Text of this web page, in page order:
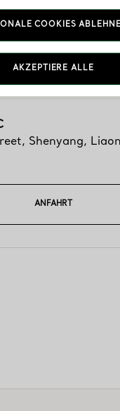
, Shenyang,
ANFAHRT
COOKIES
AKZEPTIERE ALLE